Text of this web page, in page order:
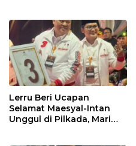
Lerru Beri Ucapan
Selamat Maesyal-Intan
Unggul di Pilkada, Mari